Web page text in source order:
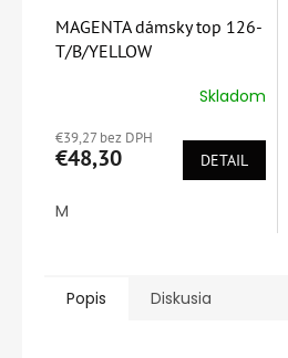
MAGENTA dámsky top 126-
T/B/YELLOW
produktu
je
z
Skladom
€39,27 bez DPH
€48,30 DETAIL
M
Popis Diskusia